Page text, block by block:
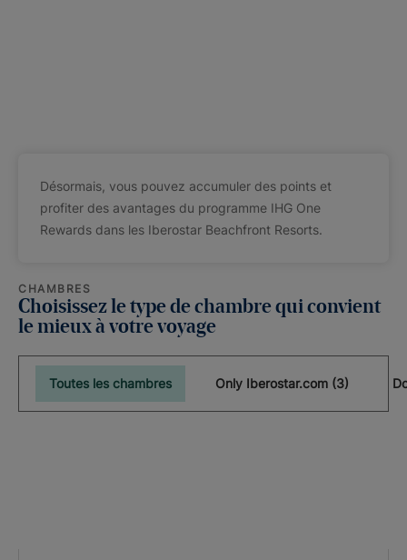
Désormais, vous pouvez accumuler des points et
profiter des avantages du programme IHG One
Rewards dans les Iberostar Beachfront Resorts.
CHAMBRES
Choisissez le type de chambre qui convient
le mieux à votre voyage
Toutes les chambres Only Iberostar.com (3)